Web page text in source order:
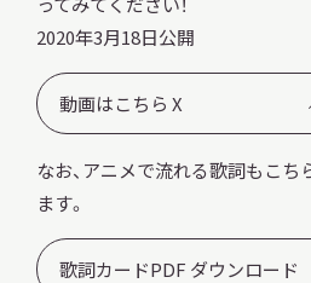
明日 開館日
2020年3月18日公開
動画はこちら X
なお、アニメで流れる歌詞もこ
ます。
歌詞カードPDF ダウンロード